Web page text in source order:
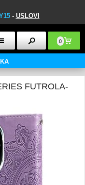
- USLOVI
0
FUTROLA-